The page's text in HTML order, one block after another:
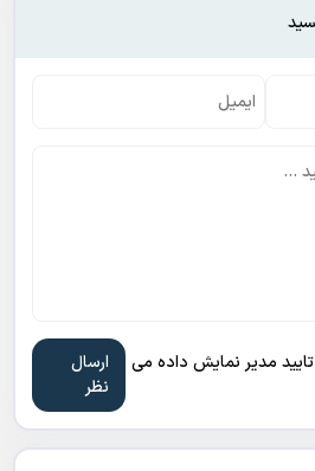
مدیر نمایش داده می